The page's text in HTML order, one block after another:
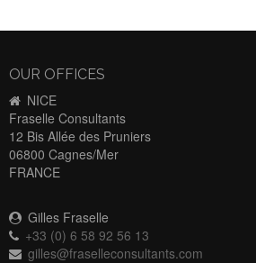
OUR OFFICES
NICE
Fraselle Consultants
12 Bis Allée des Pruniers
06800 Cagnes/Mer
FRANCE
Gilles Fraselle
+33 (0) 6 58 92 56 13
gilles@fraselleconsultants.com